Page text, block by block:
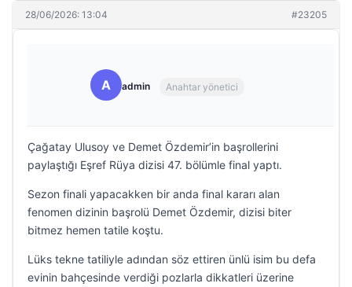
28/06/2026: 13:04 #23205
A admin Anahtar yönetici
Çağatay Ulusoy ve Demet Özdemir’in başrollerini
paylaştığı Eşref Rüya dizisi 47. bölümle final yaptı.
Sezon finali yapacakken bir anda final kararı alan
fenomen dizinin başrolü Demet Özdemir, dizisi biter
bitmez hemen tatile koştu.
Lüks tekne tatiliyle adından söz ettiren ünlü isim bu defa
evinin bahçesinde verdiği pozlarla dikkatleri üzerine